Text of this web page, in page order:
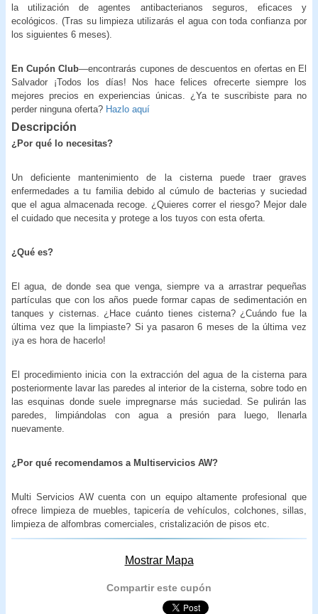
la utilización de agentes antibacterianos seguros, eficaces y
ecológicos. (Tras su limpieza utilizarás el agua con toda confianza por
los siguientes 6 meses).
En Cupón Club—encontrarás cupones de descuentos en ofertas en El
Salvador ¡Todos los días! Nos hace felices ofrecerte siempre los
mejores precios en experiencias únicas. ¿Ya te suscribiste para no
perder ninguna oferta? Hazlo aquí
Descripción
¿Por qué lo necesitas?
Un deficiente mantenimiento de la cisterna puede traer graves
enfermedades a tu familia debido al cúmulo de bacterias y suciedad
que el agua almacenada recoge. ¿Quieres correr el riesgo? Mejor dale
el cuidado que necesita y protege a los tuyos con esta oferta.
¿Qué es?
El agua, de donde sea que venga, siempre va a arrastrar pequeñas
partículas que con los años puede formar capas de sedimentación en
tanques y cisternas. ¿Hace cuánto tienes cisterna? ¿Cuándo fue la
última vez que la limpiaste? Si ya pasaron 6 meses de la última vez
¡ya es hora de hacerlo!
El procedimiento inicia con la extracción del agua de la cisterna para
posteriormente lavar las paredes al interior de la cisterna, sobre todo en
las esquinas donde suele impregnarse más suciedad. Se pulirán las
paredes, limpiándolas con agua a presión para luego, llenarla
nuevamente.
¿Por qué recomendamos a Multiservicios AW?
Multi Servicios AW cuenta con un equipo altamente profesional que
ofrece limpieza de muebles, tapicería de vehículos, colchones, sillas,
limpieza de alfombras comerciales, cristalización de pisos etc.
Mostrar Mapa
Compartir este cupón